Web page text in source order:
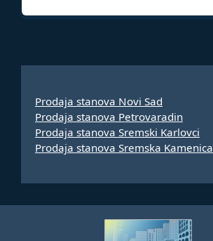
Prodaja stanova Novi Sad
Prodaja stanova Petrovaradin
Prodaja stanova Sremski Karlovci
Prodaja stanova Sremska Kamenica